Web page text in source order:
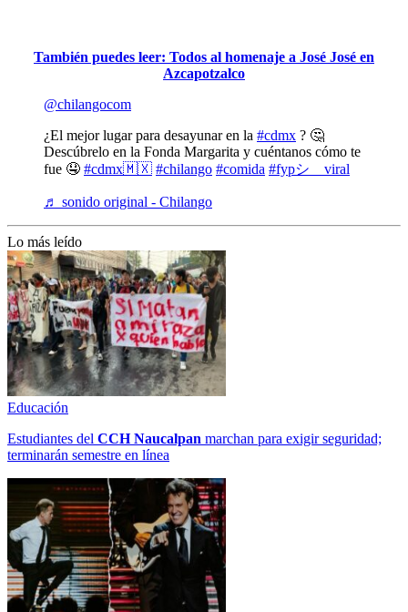
También puedes leer: Todos al homenaje a José José en
Azcapotzalco
@chilangocom
¿El mejor lugar para desayunar en la #cdmx ? 🤔
Descúbrelo en la Fonda Margarita y cuéntanos cómo te
fue 🤤 #cdmx🇲🇽 #chilango #comida #fypシ゚viral
♬ sonido original - Chilango
Lo más leído
Educación
Estudiantes del CCH Naucalpan marchan para exigir seguridad;
terminarán semestre en línea